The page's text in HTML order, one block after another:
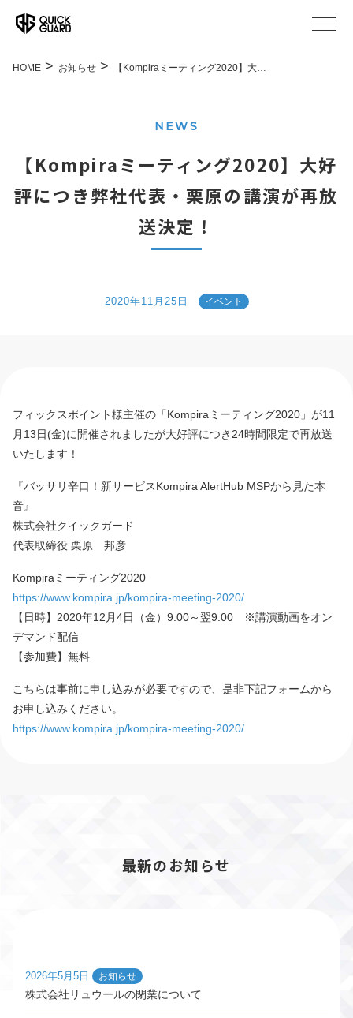
HOME お知らせ 【Kompiraミーティング2020】大…
NEWS
【Kompiraミーティング2020】大好
評につき弊社代表・栗原の講演が再放
送決定！
2020年11月25日 イベント
フィックスポイント様主催の「Kompiraミーティング2020」が11
月13日(金)に開催されましたが大好評につき24時間限定で再放送
いたします！
『バッサリ辛口！新サービスKompira AlertHub MSPから見た本
音』
株式会社クイックガード
代表取締役 栗原 邦彦
Kompiraミーティング2020
https://www.kompira.jp/kompira-meeting-2020/
【日時】2020年12月4日（金）9:00～翌9:00 ※講演動画をオン
デマンド配信
【参加費】無料
こちらは事前に申し込みが必要ですので、是非下記フォームから
お申し込みください。
https://www.kompira.jp/kompira-meeting-2020/
最新のお知らせ
2026年5月5日 お知らせ
株式会社リュウールの閉業について